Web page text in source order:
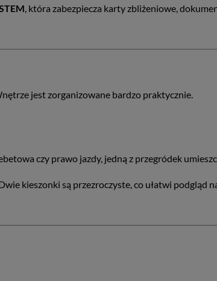
, która zabezpiecza karty zbliżeniowe,
jest zorganizowane bardzo praktycznie.
czy prawo jazdy, jedną z przegródek
kieszonki są przezroczyste, co ułatwi podgląd